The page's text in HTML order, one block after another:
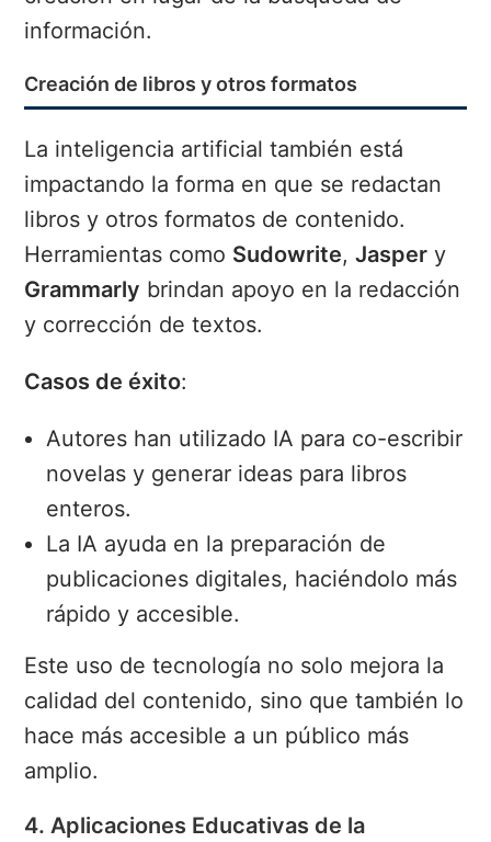
información.
Creación de libros y otros formatos
La inteligencia artificial también está
impactando la forma en que se redactan
libros y otros formatos de contenido.
Herramientas como Sudowrite,Jasper y
Grammarly brindan apoyo en la redacción
y corrección de textos.
Casos de éxito:
Autores han utilizado IA para co-escribir
novelas y generar ideas para libros
enteros.
La IA ayuda en la preparación de
publicaciones digitales, haciéndolo más
rápido y accesible.
Este uso de tecnología no solo mejora la
calidad del contenido, sino que también lo
hace más accesible a un público más
amplio.
4. Aplicaciones Educativas de la